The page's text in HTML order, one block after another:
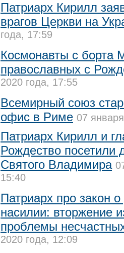
Патриарх Кирилл
врагов Церкви на
года, 17:59
Космонавты с борта
православных с
2020 года, 17:55
Всемирный союз
офис в Риме 07
Патриарх Кирилл и
Рождество посетили
Святого Владимира
15:40
Патриарх про закон
насилии: вторжение
проблемы
2020 года, 12:09